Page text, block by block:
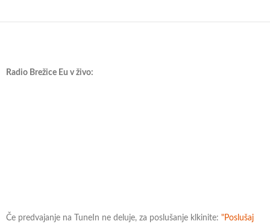
Radio Brežice Eu v živo:
Če predvajanje na TuneIn ne deluje, za poslušanje klkinite: "Poslušaj